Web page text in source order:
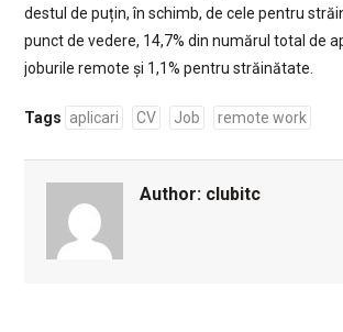
destul de puțin, în schimb, de cele pentru
punct de vedere, 14,7% din numărul total de
joburile remote și 1,1% pentru străinătate.
Tags aplicari CV Job remote work
Author: clubitc